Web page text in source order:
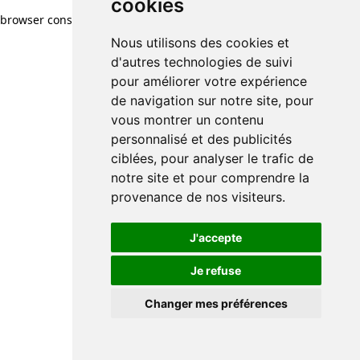
cookies
Nous utilisons des cookies et
d'autres technologies de suivi
pour améliorer votre expérience
de navigation sur notre site, pour
vous montrer un contenu
personnalisé et des publicités
ciblées, pour analyser le trafic de
notre site et pour comprendre la
provenance de nos visiteurs.
J'accepte
Je refuse
Changer mes préférences
browser console for more information)